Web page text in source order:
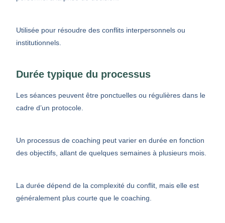
Utilisée pour résoudre des conflits interpersonnels ou
institutionnels.
Durée typique du processus
Les séances peuvent être ponctuelles ou régulières dans le
cadre d’un protocole.
Un processus de coaching peut varier en durée en fonction
des objectifs, allant de quelques semaines à plusieurs mois.
La durée dépend de la complexité du conflit, mais elle est
généralement plus courte que le coaching.